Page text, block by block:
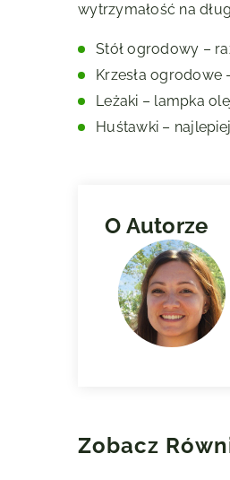
wytrzymałość na
Stół ogrodowy –
Krzesła ogrodowe
Leżaki – lampka
Huśtawki –
O Autorze
Zobacz